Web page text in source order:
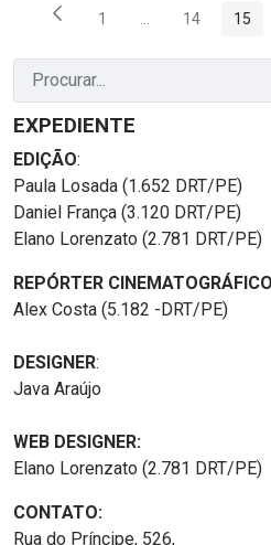
Página
1 PáginasPágina
14 15
EXPEDIENTE
EDIÇÃO:
Paula Losada (1.652 DRT/PE)
Daniel França (3.120 DRT/PE)
Elano Lorenzato (2.781 DRT/PE)
REPÓRTER
Alex Costa (5.182 -DRT/PE)
DESIGNER:
Java Araújo
WEB DESIGNER:
Elano Lorenzato (2.781 DRT/PE)
CONTATO:
Rua do Príncipe, 526,